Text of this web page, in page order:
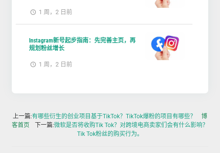
1 周，2 日前
Instagram新号起步指南：先完善主页，再
规划粉丝增长
1 周，2 日前
上一篇:有哪些衍生的创业项目基于TikTok？TikTok爆粉的项目有哪些？
博
客首页
下一篇:微软是否将收购Tik Tok？对跨境电商卖家们会有什么影响？
Tik Tok粉丝的购买行为。